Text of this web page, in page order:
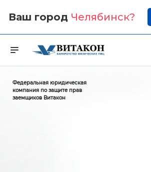
Ваш город Челябинск?
Федеральная юридическая
компания по защите прав
заемщиков Витакон